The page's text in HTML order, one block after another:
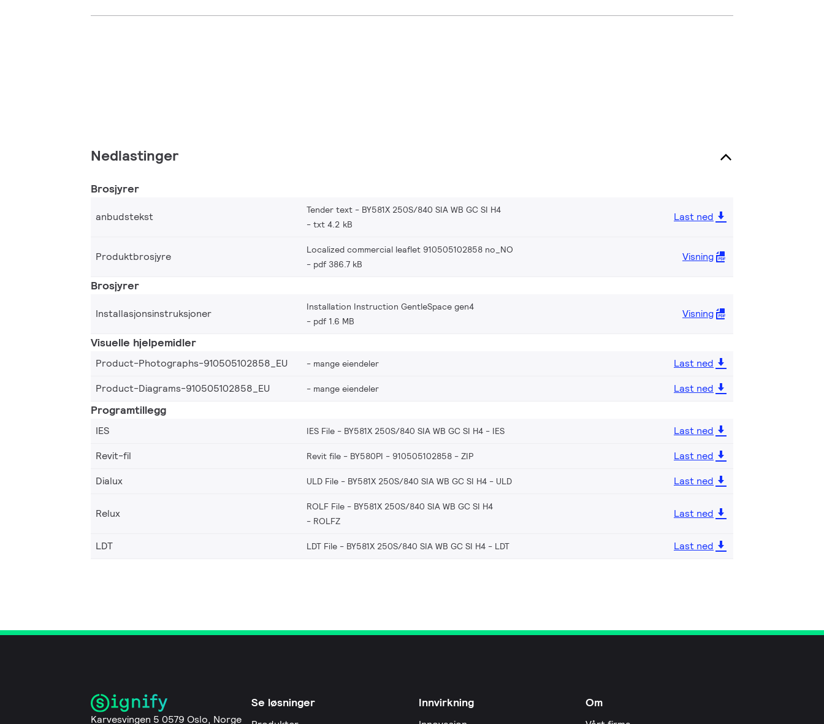
Nedlastinger
Brosjyrer
anbudstekst
Tender text - BY581X 250S/840 SIA WB GC SI H4
txt 4.2 kB
Last ned
Produktbrosjyre
Localized commercial leaflet 910505102858 no_NO
pdf 386.7 kB
Visning
Brosjyrer
Installasjonsinstruksjoner
Installation Instruction GentleSpace gen4
pdf 1.6 MB
Visning
Visuelle hjelpemidler
Product-Photographs-910505102858_EU mange eiendeler
Last ned
Product-Diagrams-910505102858_EU
mange eiendeler Last ned
Programtillegg
IES IES File - BY581X 250S/840 SIA WB GC SI H4 IES
Last ned
Revit-fil
Revit file - BY580PI - 910505102858 ZIP
Last ned
Dialux
ULD File - BY581X 250S/840 SIA WB GC SI H4 ULD Last ned
Relux
ROLF File - BY581X 250S/840 SIA WB GC SI H4
ROLFZ
Last ned
LDT LDT File - BY581X 250S/840 SIA WB GC SI H4 LDT Last ned
Karvesvingen 5 0579 Oslo, Norge
Se løsninger Innvirkning Om